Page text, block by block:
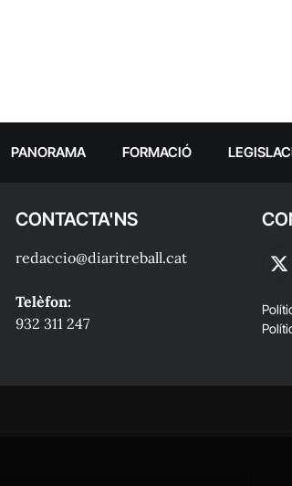
PANORAMA FORMACIÓ
CONTACTA'NS
redaccio@diaritreball.cat
Telèfon:
932 311 247
X